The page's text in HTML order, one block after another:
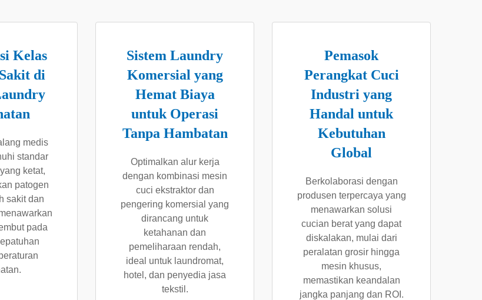
Kelas
di
medis
standar
ketat,
patogen
sakit dan
pada
Sistem Laundry
Komersial yang
Hemat Biaya
untuk Operasi
Tanpa Hambatan
Optimalkan alur kerja
dengan kombinasi mesin
cuci ekstraktor dan
pengering komersial yang
dirancang untuk
ketahanan dan
pemeliharaan rendah,
ideal untuk laundromat,
hotel, dan penyedia jasa
tekstil.
Pemasok
Perangkat Cuci
Industri yang
Handal untuk
Kebutuhan
Global
Berkolaborasi dengan
produsen terpercaya yang
menawarkan solusi
cucian berat yang dapat
diskalakan, mulai dari
peralatan grosir hingga
mesin khusus,
memastikan keandalan
jangka panjang dan ROI.